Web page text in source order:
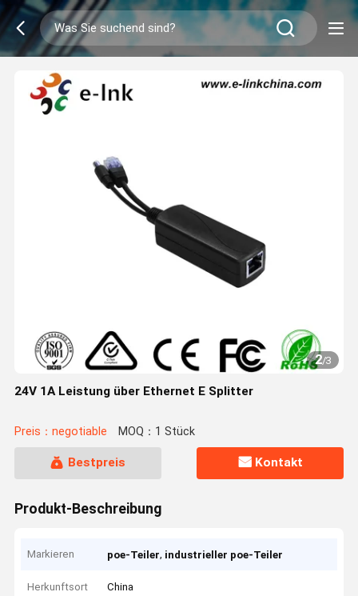
2/3
24V 1A Leistung über Ethernet E Splitter
Preis：negotiable MOQ：1 Stück
Bestpreis Kontakt
Produkt-Beschreibung
Markieren poe-Teiler, industrieller poe-Teiler
Herkunftsort China